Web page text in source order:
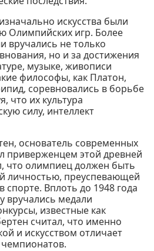
искусства были
Олимпийских игр. Более
вручались не только
но и за достижения
музыке, живописи
философы, как Платон,
соревновались в борьбе
что их культура
силу, интеллект
основатель современных
приверженцем этой древней
что олимпиец должен быть
личностью, преуспевающей
спорте. Вплоть до 1948 года
вручались медали
известные как
считал, что именно
и искусством отличает